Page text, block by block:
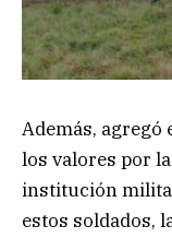
Además, agregó
los valores por
institución
estos soldados,